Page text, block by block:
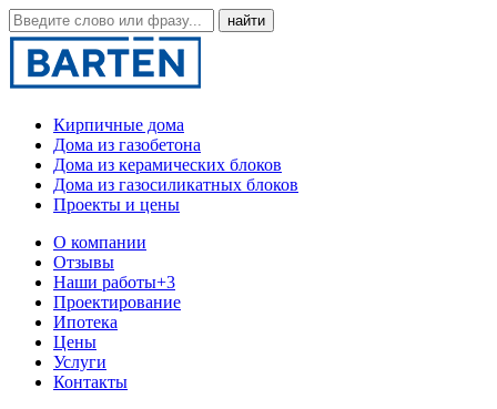
Кирпичные дома
Дома из газобетона
Дома из керамических блоков
Дома из газосиликатных блоков
Проекты и цены
О компании
Отзывы
Наши работы+3
Проектирование
Ипотека
Цены
Услуги
Контакты